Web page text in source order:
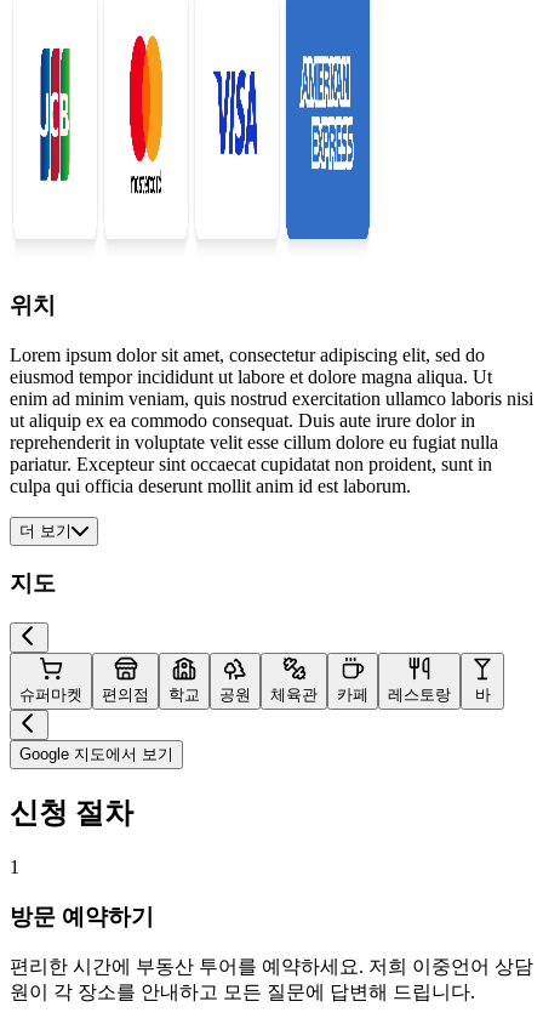
위치
Lorem ipsum dolor sit amet, consectetur adipiscing elit, sed do
eiusmod tempor incididunt ut labore et dolore magna aliqua. Ut
enim ad minim veniam, quis nostrud exercitation ullamco laboris nisi
ut aliquip ex ea commodo consequat. Duis aute irure dolor in
reprehenderit in voluptate velit esse cillum dolore eu fugiat nulla
pariatur. Excepteur sint occaecat cupidatat non proident, sunt in
culpa qui officia deserunt mollit anim id est laborum.
더 보기
지도
슈퍼마켓 편의점 학교 공원 체육관 카페 레스토랑 바
Google 지도에서 보기
신청 절차
1
방문 예약하기
편리한 시간에 부동산 투어를 예약하세요. 저희 이중언어 상담
원이 각 장소를 안내하고 모든 질문에 답변해 드립니다.